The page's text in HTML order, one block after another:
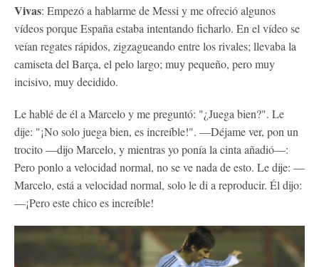
Vivas: Empezó a hablarme de Messi y me ofreció algunos
vídeos porque España estaba intentando ficharlo. En el vídeo se
veían regates rápidos, zigzagueando entre los rivales; llevaba la
camiseta del Barça, el pelo largo; muy pequeño, pero muy
incisivo, muy decidido.
Le hablé de él a Marcelo y me preguntó: "¿Juega bien?". Le
dije: "¡No solo juega bien, es increíble!". —Déjame ver, pon un
trocito —dijo Marcelo, y mientras yo ponía la cinta añadió—:
Pero ponlo a velocidad normal, no se ve nada de esto. Le dije: —
Marcelo, está a velocidad normal, solo le di a reproducir. Él dijo:
—¡Pero este chico es increíble!